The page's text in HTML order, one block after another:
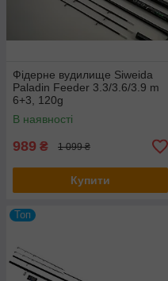
Фідерне вудилище Siweida
Paladin Feeder 3.3/3.6/3.9 m
6+3, 120g
В наявності
989 ₴ 1 099 ₴
Купити
Топ